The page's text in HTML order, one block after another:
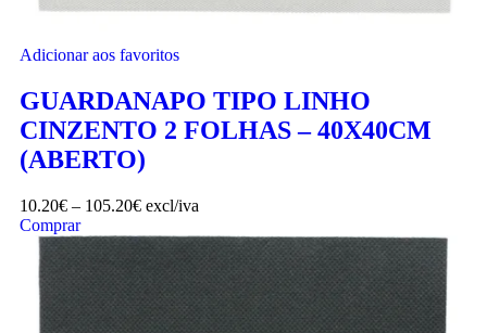
Adicionar aos favoritos
GUARDANAPO TIPO LINHO
CINZENTO 2 FOLHAS – 40X40CM
(ABERTO)
10.20€ – 105.20€ excl/iva
Comprar